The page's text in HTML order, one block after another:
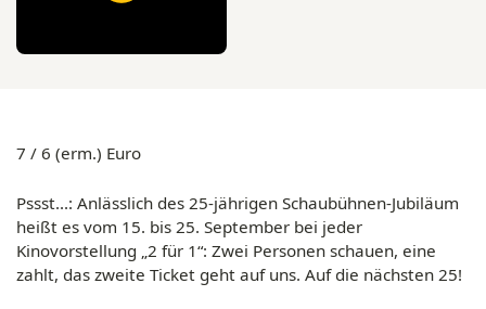
7 / 6 (erm.) Euro
Pssst...: Anlässlich des 25-jährigen Schaubühnen-Jubiläum
heißt es vom 15. bis 25. September bei jeder
Kinovorstellung „2 für 1“: Zwei Personen schauen, eine
zahlt, das zweite Ticket geht auf uns. Auf die nächsten 25!